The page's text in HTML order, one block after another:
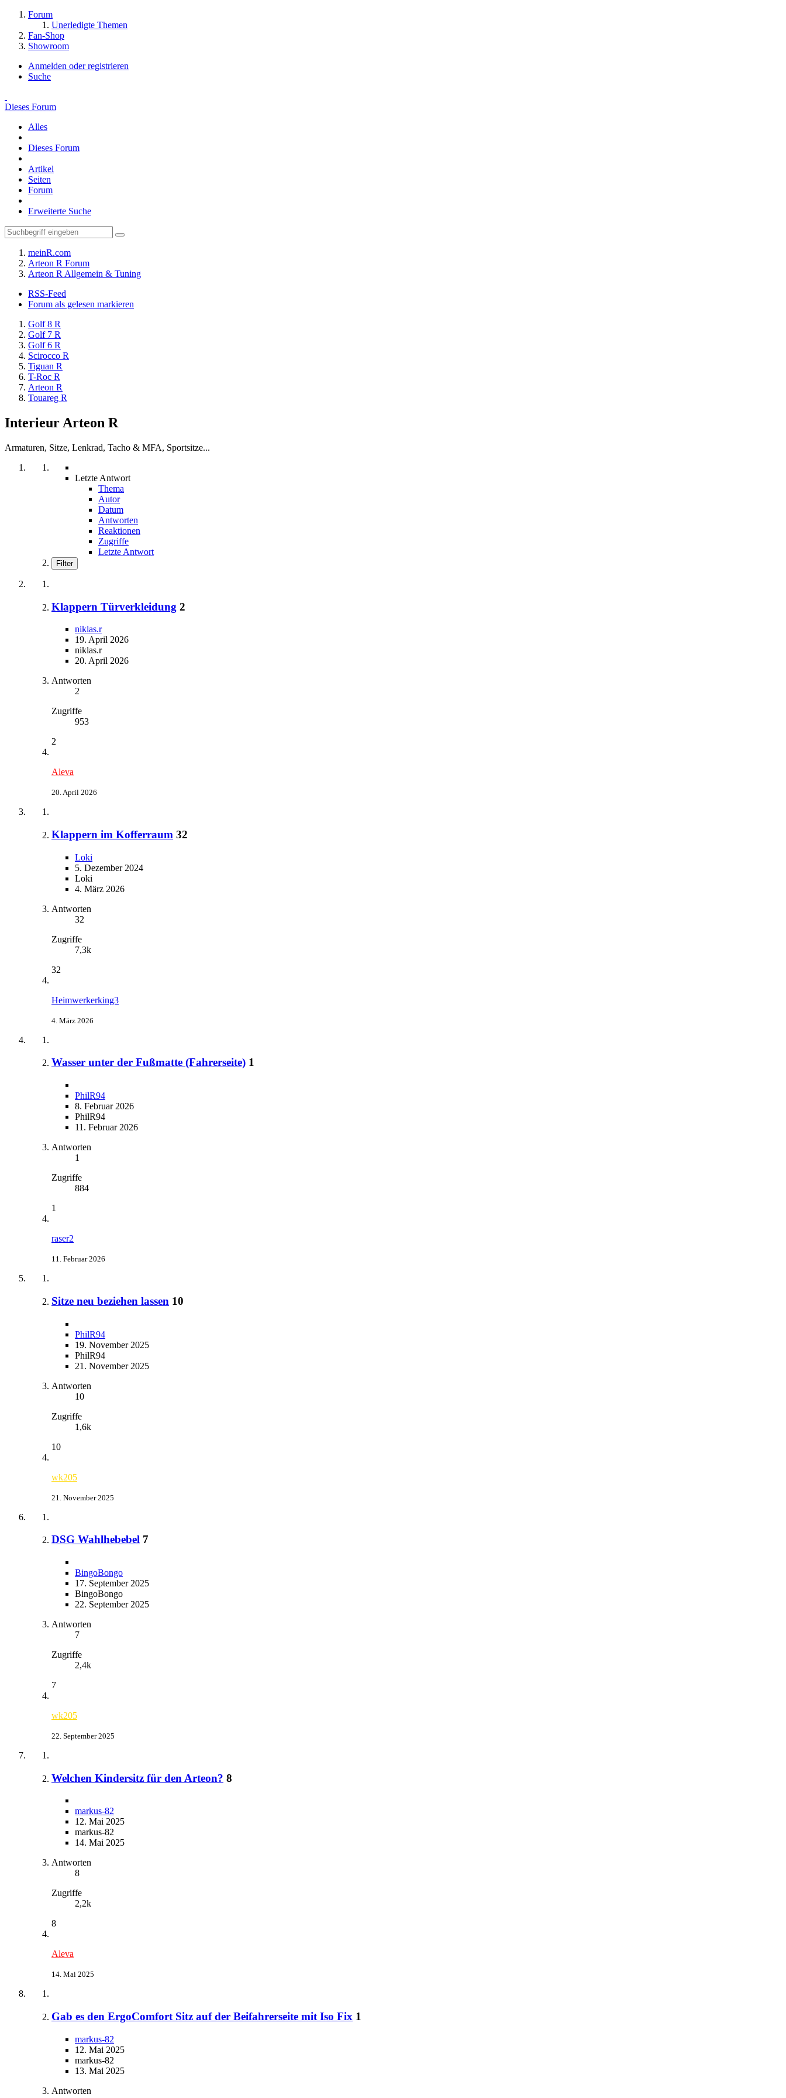
Forum
Unerledigte Themen
Fan-Shop
Showroom
Anmelden oder registrieren
Suche
Dieses Forum
Alles
Dieses Forum
Artikel
Seiten
Forum
Erweiterte Suche
meinR.com
Arteon R Forum
Arteon R Allgemein & Tuning
RSS-Feed
Forum als gelesen markieren
Golf 8 R
Golf 7 R
Golf 6 R
Scirocco R
Tiguan R
T-Roc R
Arteon R
Touareg R
Interieur Arteon R
Armaturen, Sitze, Lenkrad, Tacho & MFA, Sportsitze...
Letzte Antwort
Thema
Autor
Datum
Antworten
Reaktionen
Zugriffe
Letzte Antwort
Filter
Klappern Türverkleidung 2
niklas.r
19. April 2026
niklas.r
20. April 2026
Antworten
2
Zugriffe
953
2
Aleva
20. April 2026
Klappern im Kofferraum 32
Loki
5. Dezember 2024
Loki
4. März 2026
Antworten
32
Zugriffe
7,3k
32
Heimwerkerking3
4. März 2026
Wasser unter der Fußmatte (Fahrerseite) 1
PhilR94
8. Februar 2026
PhilR94
11. Februar 2026
Antworten
1
Zugriffe
884
1
raser2
11. Februar 2026
Sitze neu beziehen lassen 10
PhilR94
19. November 2025
PhilR94
21. November 2025
Antworten
10
Zugriffe
1,6k
10
wk205
21. November 2025
DSG Wahlhebebel 7
BingoBongo
17. September 2025
BingoBongo
22. September 2025
Antworten
7
Zugriffe
2,4k
7
wk205
22. September 2025
Welchen Kindersitz für den Arteon? 8
markus-82
12. Mai 2025
markus-82
14. Mai 2025
Antworten
8
Zugriffe
2,2k
8
Aleva
14. Mai 2025
Gab es den ErgoComfort Sitz auf der Beifahrerseite mit Iso Fix 1
markus-82
12. Mai 2025
markus-82
13. Mai 2025
Antworten